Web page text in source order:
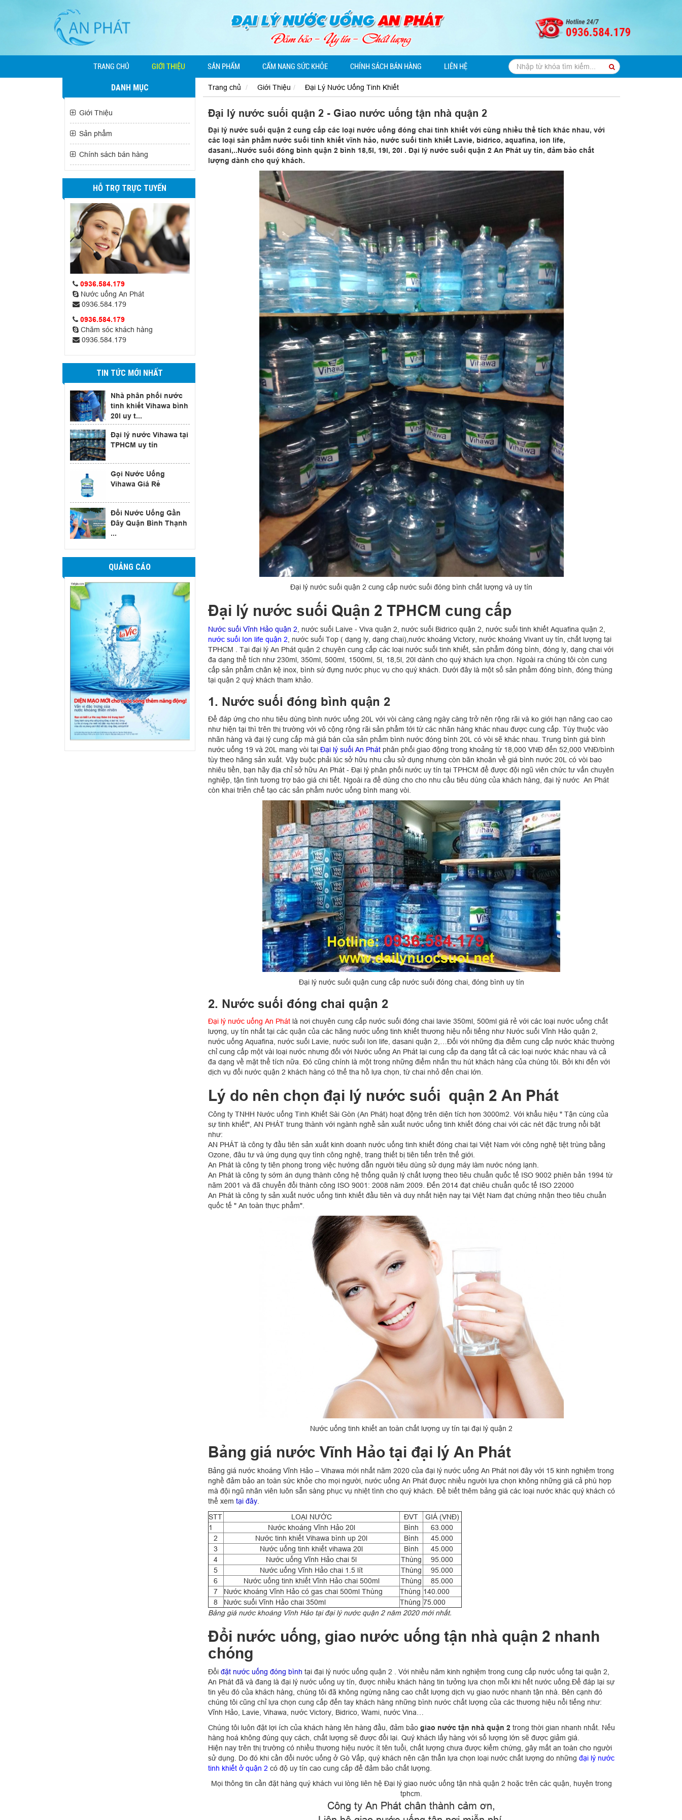
TRANG CHỦ GIỚI THIỆU SẢN PHẨM CẨM NANG SỨC KHỎE CHÍNH SÁCH BÁN HÀNG LIÊN HỆ
DANH MỤC
Giới Thiệu
Sản phẩm
Chính sách bán hàng
HỖ TRỢ TRỰC TUYẾN
0936.584.179
Nước uống An Phát
0936.584.179
0936.584.179
Chăm sóc khách hàng
0936.584.179
TIN TỨC MỚI NHẤT
Nhà phân phối nước
tinh khiết Vihawa bình
20l uy t...
Đại lý nước Vihawa tại
TPHCM uy tín
Gọi Nước Uống
Vihawa Giá Rẻ
Đổi Nước Uống Gần
Đây Quận Bình Thạnh
...
QUẢNG CÁO
Trang chủ Giới Thiệu Đại Lý Nước Uống Tinh Khiết
Đại lý nước suối quận 2 - Giao nước uống tận nhà quận 2
Đại lý nước suối quận 2 cung cấp các loại nước uống đóng chai tinh khiết với cùng nhiều thể tích khác nhau, với
các loại sản phẩm nước suối tinh khiết vĩnh hảo, nước suối tinh khiết Lavie, bidrico, aquafina, ion life,
dasani,..Nước suối đóng bình quận 2 bình 18,5l, 19l, 20l . Đại lý nước suối quận 2 An Phát uy tín, đảm bảo chất
lượng dành cho quý khách.
Đại lý nước suối quận 2 cung cấp nước suối đóng bình chất lượng và uy tín
Đại lý nước suối Quận 2 TPHCM cung cấp
Nước suối Vĩnh Hảo quận 2 , nước suối Laive - Viva quận 2, nước suối Bidrico quận 2, nước suối tinh khiết Aquafina quận 2,
nước suối Ion life quận 2 , nước suối Top ( dạng ly, dạng chai),nước khoáng Victory, nước khoáng Vivant uy tín, chất lượng tại
TPHCM . Tại đại lý An Phát quận 2 chuyên cung cấp các loại nước suối tinh khiết, sản phẩm đóng bình, đóng ly, dạng chai với
đa dạng thể tích như 230ml, 350ml, 500ml, 1500ml, 5l, 18,5l, 20l dành cho quý khách lựa chọn. Ngoài ra chúng tôi còn cung
cấp sản phẩm chân kệ inox, bình sứ đựng nước phục vụ cho quý khách. Dưới đây là một số sản phẩm đóng bình, đóng thùng
tại quận 2 quý khách tham khảo.
1. Nước suối đóng bình quận 2
Để đáp ứng cho nhu tiêu dùng bình nước uống 20L với vòi càng càng ngày càng trở nên rộng rãi và ko giới hạn nâng cao cao
như hiện tại thì trên thị trường với vô cộng rộng rãi sản phẩm tới từ các nhãn hàng khác nhau được cung cấp. Tùy thuộc vào
nhãn hàng và đại lý cung cấp mà giá bán của sản phẩm bình nước đóng bình 20L có vòi sẽ khác nhau. Trung bình giá bình
nước uống 19 và 20L mang vòi tại Đại lý suối An Phátphân phối giao động trong khoảng từ 18,000 VNĐ đến 52,000 VNĐ/bình
tùy theo hãng sản xuất. Vậy buộc phải lúc sở hữu nhu cầu sử dụng nhưng còn băn khoăn về giá bình nước 20L có vòi bao
nhiêu tiền, bạn hãy địa chỉ sở hữu An Phát - Đại lý phân phối nước uy tín tại TPHCM để được đội ngũ viên chức tư vấn chuyên
nghiệp, tận tình tương trợ báo giá chi tiết. Ngoài ra để dùng cho cho nhu cầu tiêu dùng của khách hàng, đại lý nước An Phát
còn khai triển chế tạo các sản phẩm nước uống bình mang vòi.
Đại lý nước suối quận cung cấp nước suối đóng chai, đóng bình uy tín
2. Nước suối đóng chai quận 2
Đại lý nước uống An Phátlà nơi chuyên cung cấp nước suối đóng chai lavie 350ml, 500ml giá rẻ với các loại nước uống chất
lượng, uy tín nhất tại các quận của các hãng nước uống tinh khiết thương hiệu nổi tiếng như Nước suối Vĩnh Hảo quận 2,
nước uống Aquafina, nước suối Lavie, nước suối Ion life, dasani quận 2,…Đối với những địa điểm cung cấp nước khác thường
chỉ cung cấp một vài loại nước nhưng đối với Nước uống An Phát lại cung cấp đa dạng tất cả các loại nước khác nhau và cả
đa dạng về mặt thể tích nữa. Đó cũng chính là một trong những điểm nhấn thu hút khách hàng của chúng tôi. Bởi khi đến với
dịch vụ đổi nước quận 2 khách hàng có thế tha hồ lựa chọn, từ chai nhỏ đến chai lớn.
Lý do nên chọn đại lý nước suối quận 2 An Phát
Công ty TNHH Nước uống Tinh Khiết Sài Gòn (An Phát) hoạt động trên diện tích hơn 3000m2. Với khẩu hiệu " Tận cùng của
sự tinh khiết", AN PHÁT trung thành với ngành nghề sản xuất nước uống tinh khiết đóng chai với các nét đặc trưng nổi bật
như:
AN PHÁT là công ty đầu tiên sản xuất kinh doanh nước uống tinh khiết đóng chai tại Việt Nam với công nghệ tiệt trùng bằng
Ozone, đâu tư và ứng dụng quy tình công nghệ, trang thiết bị tiên tiến trên thế giới.
An Phát là công ty tiên phong trong việc hướng dẫn người tiêu dùng sử dụng máy làm nước nóng lạnh.
An Phát là công ty sớm án dụng thành công hệ thống quản lý chất lượng theo tiêu chuẩn quốc tế ISO 9002 phiên bản 1994 từ
năm 2001 và đã chuyển đổi thành công ISO 9001: 2008 năm 2009. Đến 2014 đạt chiêu chuẩn quốc tế ISO 22000
An Phát là công ty sản xuất nước uống tinh khiết đầu tiên và duy nhất hiện nay tại Việt Nam đạt chứng nhận theo tiêu chuẩn
quốc tế " An toàn thực phẩm".
Nước uống tinh khiết an toàn chất lượng uy tín tại đại lý quận 2
Bảng giá nước Vĩnh Hảo tại đại lý An Phát
Bảng giá nước khoáng Vĩnh Hảo – Vihawa mới nhất năm 2020 của đại lý nước uống An Phát nơi đây với 15 kinh nghiệm trong
nghề đảm bảo an toàn sức khỏe cho mọi người, nước uống An Phát được nhiều người lựa chọn không những giá cả phù hợp
mà đội ngũ nhân viên luôn sẵn sàng phục vụ nhiệt tình cho quý khách. Để biết thêm bảng giá các loại nước khác quý khách có
thể xem tại đây.
STT
LOẠI NƯỚC ĐVT
GIÁ (VNĐ)
1
Nước khoáng Vĩnh Hảo 20l Bình
63.000
2
Nước tinh khiết Vihawa bình up 20l Bình
45.000
3
Nước uống tinh khiết vihawa 20l Bình
45.000
4
Nước uống Vĩnh Hảo chai 5l Thùng
95.000
5
Nước uống Vĩnh Hảo chai 1.5 lít Thùng
95.000
6
Nước uống tinh khiết Vĩnh Hảo chai 500ml Thùng
85.000
7
Nước khoáng Vĩnh Hảo có gas chai 500ml Thùng Thùng 140.000
8
Nước suối Vĩnh Hảo chai 350ml Thùng 75.000
Bảng giá nước khoáng Vĩnh Hảo tại đại lý nước quận 2 năm 2020 mới nhất.
Đổi nước uống, giao nước uống tận nhà quận 2 nhanh
chóng
Đổi đặt nước uống đóng bình tại đại lý nước uống quận 2 . Với nhiều năm kinh nghiệm trong cung cấp nước uống tại quận 2,
An Phát đã và đang là đại lý nước uống uy tín, được nhiều khách hàng tin tưởng lựa chọn mỗi khi hết nước uống.Để đáp lại sự
tin yêu đó của khách hàng, chúng tôi đã không ngừng nâng cao chất lượng dịch vụ giao nước nhanh tận nhà. Bên cạnh đó
chúng tôi cũng chỉ lựa chọn cung cấp đến tay khách hàng những bình nước chất lượng của các thương hiệu nổi tiếng như:
Vĩnh Hảo, Lavie, Vihawa, nước Victory, Bidrico, Wami, nước Vina…
Chúng tôi luôn đặt lợi ích của khách hàng lên hàng đầu, đảm bảo giao nước tận nhà quận 2 trong thời gian nhanh nhất. Nếu
hàng hoá không đúng quy cách, chất lượng sẽ được đổi lại. Quý khách lấy hàng với số lượng lớn sẽ được giảm giá.
Hiện nay trên thị trường có nhiều thương hiệu nước ít tên tuổi, chất lượng chưa được kiểm chứng, gây mất an toàn cho người
sử dụng. Do đó khi cần đổi nước uống ở Gò Vấp, quý khách nên cận thẩn lựa chọn loại nước chất lượng do những đại lý nước
tinh khiết ở quận 2 có độ uy tín cao cung cấp để đảm bảo chất lượng.
Mọi thông tin cần đặt hàng quý khách vui lòng liên hệ Đại lý giao nước uống tận nhà quận 2 hoặc trên các quận, huyện trong
tphcm.
Công ty An Phát chân thành cảm ơn,